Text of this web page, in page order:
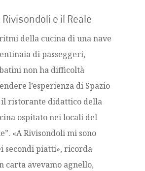
Rivisondoli e il Reale
della cucina di una nave
di passeggeri,
non ha difficoltà
l’esperienza di Spazio
il ristorante didattico della
ospitato nei locali del
«A Rivisondoli mi sono
secondi piatti», ricorda
carta avevamo agnello,